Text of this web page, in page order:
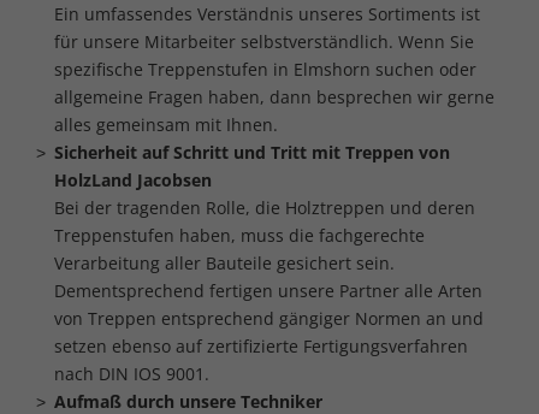
Ein umfassendes Verständnis unseres Sortiments ist
für unsere Mitarbeiter selbstverständlich. Wenn Sie
spezifische Treppenstufen in Elmshorn suchen oder
allgemeine Fragen haben, dann besprechen wir gerne
alles gemeinsam mit Ihnen.
Sicherheit auf Schritt und Tritt mit Treppen von
HolzLand Jacobsen
Bei der tragenden Rolle, die Holztreppen und deren
Treppenstufen haben, muss die fachgerechte
Verarbeitung aller Bauteile gesichert sein.
Dementsprechend fertigen unsere Partner alle Arten
von Treppen entsprechend gängiger Normen an und
setzen ebenso auf zertifizierte Fertigungsverfahren
nach DIN IOS 9001.
Aufmaß durch unsere Techniker